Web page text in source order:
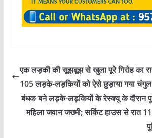
एक लड़की की सूझबूझ से खुला पूरे गिरोह का
105 लड़के-लड़कियों को ऐसे छुड़ाया गया
बंधक बने लड़के-लड़कियों के रेस्क्यू के दौरान
महिला जवान जख्मी; सर्किट हाउस से रात